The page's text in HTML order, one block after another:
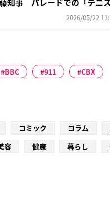
2026/05/22
BBC 911
CBX
コミック コラム
容 健康 暮らし